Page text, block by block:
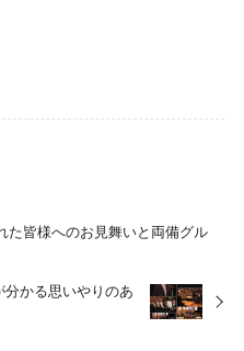
た皆様へのお見舞いと両備グル
かる思いやりのあ